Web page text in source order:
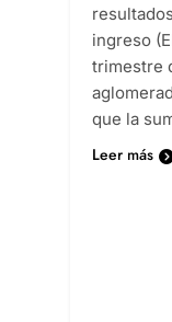
ingreso
trimestre
que la
Leer más